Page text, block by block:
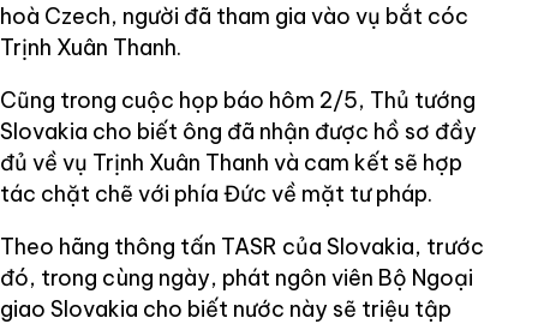
hoà Czech, người đã tham gia vào vụ bắt cóc
Trịnh Xuân Thanh.
Cũng trong cuộc họp báo hôm 2/5, Thủ tướng
Slovakia cho biết ông đã nhận được hồ sơ đầy
đủ về vụ Trịnh Xuân Thanh và cam kết sẽ hợp
tác chặt chẽ với phía Đức về mặt tư pháp.
Theo hãng thông tấn TASR của Slovakia, trước
đó, trong cùng ngày, phát ngôn viên Bộ Ngoại
giao Slovakia cho biết nước này sẽ triệu tập